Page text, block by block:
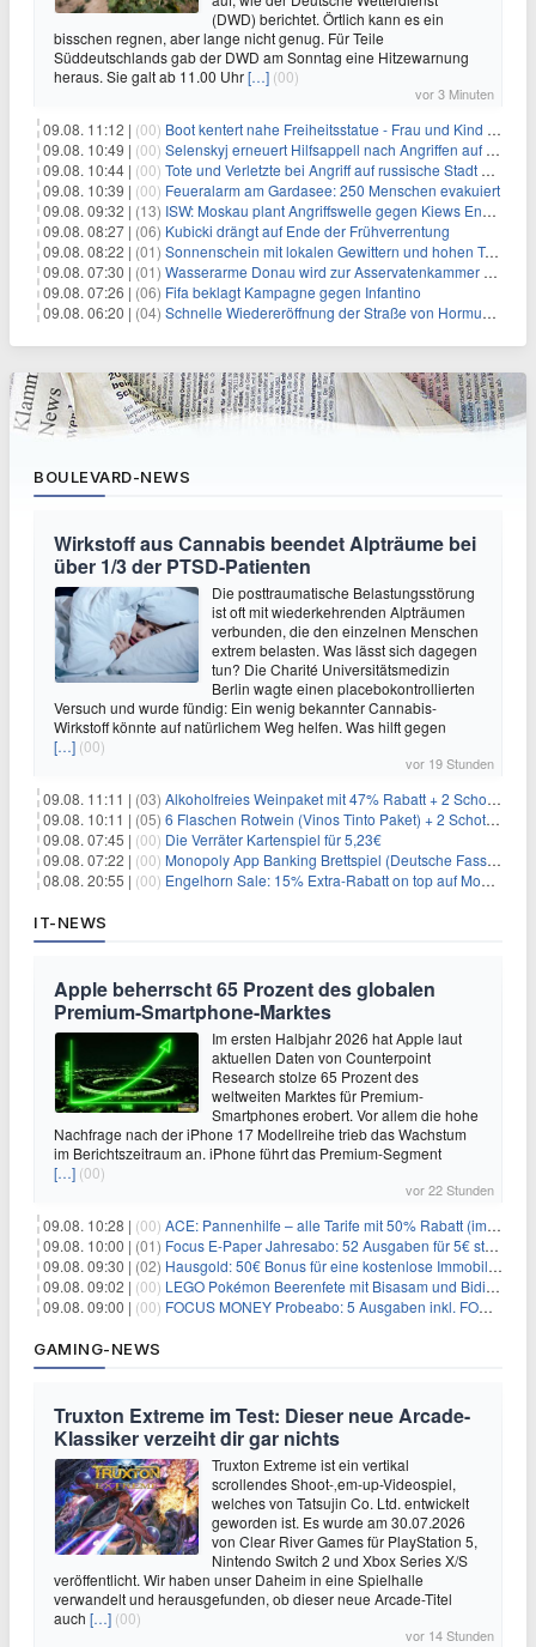
(DWD) berichtet. Örtlich kann es ein
bisschen regnen, aber lange nicht genug. Für Teile
Süddeutschlands gab der DWD am Sonntag eine Hitzewarnung
heraus. Sie galt ab 11.00 Uhr[…] (00)
vor 3 Minuten
09.08. 11:12 | (00) Boot kentert nahe Freiheitsstatue - Frau und Kind sterben
09.08. 10:49 | (00) Selenskyj erneuert Hilfsappell nach Angriffen auf mehrere Städte
09.08. 10:44 | (00) Tote und Verletzte bei Angriff auf russische Stadt Belgorod
09.08. 10:39 | (00) Feueralarm am Gardasee: 250 Menschen evakuiert
09.08. 09:32 | (13) ISW: Moskau plant Angriffswelle gegen Kiews Energieinfrastruktur
09.08. 08:27 | (06) Kubicki drängt auf Ende der Frühverrentung
09.08. 08:22 | (01) Sonnenschein mit lokalen Gewittern und hohen Temperaturen
09.08. 07:30 | (01) Wasserarme Donau wird zur Asservatenkammer der Geschichte
09.08. 07:26 | (06) Fifa beklagt Kampagne gegen Infantino
09.08. 06:20 | (04) Schnelle Wiedereröffnung der Straße von Hormus ungewiss
BOULEVARD-NEWS
Wirkstoff aus Cannabis beendet Alpträume bei
über 1/3 der PTSD-Patienten
Die posttraumatische Belastungsstörung
ist oft mit wiederkehrenden Alpträumen
verbunden, die den einzelnen Menschen
extrem belasten. Was lässt sich dagegen
tun? Die Charité Universitätsmedizin
Berlin wagte einen placebokontrollierten
Versuch und wurde fündig: Ein wenig bekannter Cannabis-
Wirkstoff könnte auf natürlichem Weg helfen. Was hilft gegen
[…] (00)
vor 19 Stunden
09.08. 11:11 | (03) Alkoholfreies Weinpaket mit 47% Rabatt + 2 Schott Zwiesel Gläser GRATIS für 29,99€
09.08. 10:11 | (05) 6 Flaschen Rotwein (Vinos Tinto Paket) + 2 Schott Zwiesel Gläser für 25,99€ inkl. Versand
09.08. 07:45 | (00) Die Verräter Kartenspiel für 5,23€
09.08. 07:22 | (00) Monopoly App Banking Brettspiel (Deutsche Fassung) für 9,84€
08.08. 20:55 | (00) Engelhorn Sale: 15% Extra-Rabatt on top auf Mode- und Sport-Artikel
IT-NEWS
Apple beherrscht 65 Prozent des globalen
Premium-Smartphone-Marktes
Im ersten Halbjahr 2026 hat Apple laut
aktuellen Daten von Counterpoint
Research stolze 65 Prozent des
weltweiten Marktes für Premium-
Smartphones erobert. Vor allem die hohe
Nachfrage nach der iPhone 17 Modellreihe trieb das Wachstum
im Berichtszeitraum an. iPhone führt das Premium-Segment
[…] (00)
vor 22 Stunden
09.08. 10:28 | (00) ACE: Pannenhilfe – alle Tarife mit 50% Rabatt (im ersten Jahr)
09.08. 10:00 | (01) Focus E-Paper Jahresabo: 52 Ausgaben für 5€ statt 207,48€ – per Formular kündbar!
09.08. 09:30 | (02) Hausgold: 50€ Bonus für eine kostenlose Immobilienbewertung
09.08. 09:02 | (00) LEGO Pokémon Beerenfete mit Bisasam und Bidiza für 14,99€
09.08. 09:00 | (00) FOCUS MONEY Probeabo: 5 Ausgaben inkl. FOCUS+ Zugang für 5€
GAMING-NEWS
Truxton Extreme im Test: Dieser neue Arcade-
Klassiker verzeiht dir gar nichts
Truxton Extreme ist ein vertikal
scrollendes Shoot-‚em-up-Videospiel,
welches von Tatsujin Co. Ltd. entwickelt
geworden ist. Es wurde am 30.07.2026
von Clear River Games für PlayStation 5,
Nintendo Switch 2 und Xbox Series X/S
veröffentlicht. Wir haben unser Daheim in eine Spielhalle
verwandelt und herausgefunden, ob dieser neue Arcade-Titel
auch […] (00)
vor 14 Stunden